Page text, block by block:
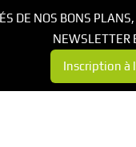
DE NOS BONS
NEWSLETTER
Inscription à